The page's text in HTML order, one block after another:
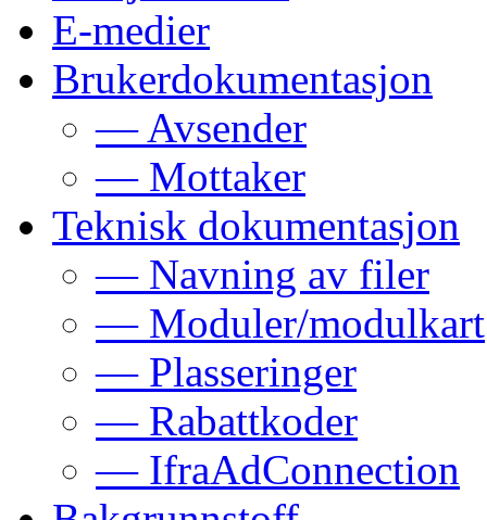
E-medier
Brukerdokumentasjon
— Avsender
— Mottaker
Teknisk dokumentasjon
— Navning av filer
— Moduler/modulkart
— Plasseringer
— Rabattkoder
— IfraAdConnection